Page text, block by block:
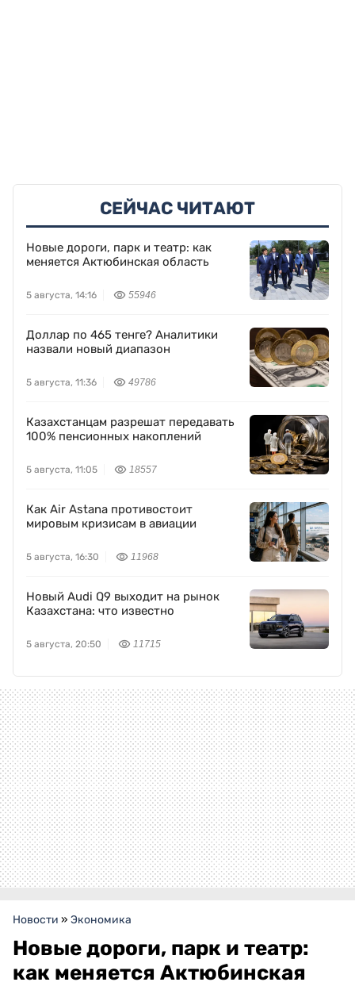
СЕЙЧАС ЧИТАЮТ
Новые дороги, парк и театр: как
меняется Актюбинская область
5 августа, 14:16 55946
Доллар по 465 тенге? Аналитики
назвали новый диапазон
5 августа, 11:36 49786
Казахстанцам разрешат передавать
100% пенсионных накоплений
5 августа, 11:05 18557
Как Air Astana противостоит
мировым кризисам в авиации
5 августа, 16:30 11968
Новый Audi Q9 выходит на рынок
Казахстана: что известно
5 августа, 20:50 11715
Новости » Экономика
Новые дороги, парк и театр:
как меняется Актюбинская